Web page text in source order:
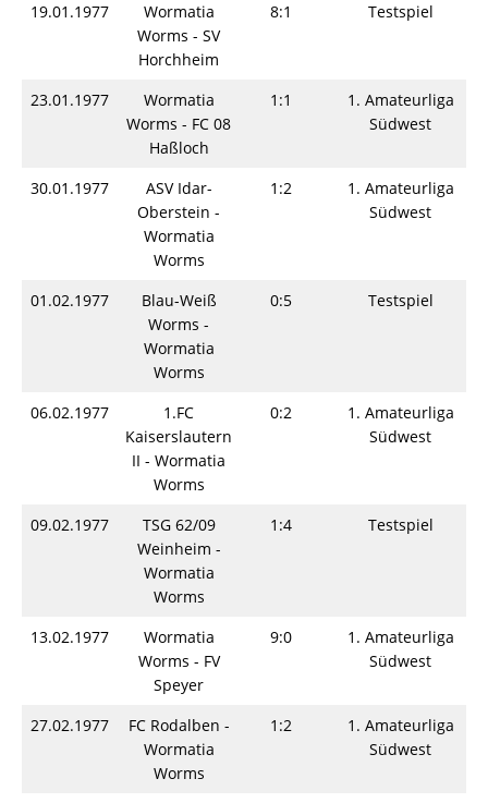
19.01.1977
Wormatia
Worms - SV
Horchheim
8:1 Testspiel
23.01.1977
Wormatia
Worms - FC 08
Haßloch
1:1
1. Amateurliga
Südwest
30.01.1977
ASV Idar-
Oberstein -
Wormatia
Worms
1:2
1. Amateurliga
Südwest
01.02.1977
Blau-Weiß
Worms -
Wormatia
Worms
0:5 Testspiel
06.02.1977
1.FC
Kaiserslautern
II - Wormatia
Worms
0:2
1. Amateurliga
Südwest
09.02.1977
TSG 62/09
Weinheim -
Wormatia
Worms
1:4 Testspiel
13.02.1977
Wormatia
Worms - FV
Speyer
9:0
1. Amateurliga
Südwest
27.02.1977
FC Rodalben -
Wormatia
Worms
1:2
1. Amateurliga
Südwest